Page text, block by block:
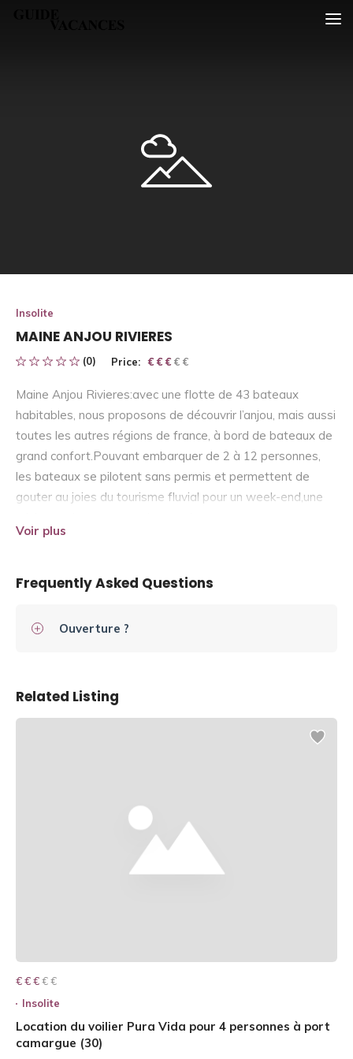
Insolite
MAINE ANJOU RIVIERES
(0) Price: € € € € €
€ € €
Maine Anjou Rivieres:avec une flotte de 43 bateaux
habitables, nous proposons de découvrir l’anjou, mais aussi
toutes les autres régions de france, à bord de bateaux de
grand confort.Pouvant embarquer de 2 à 12 personnes,
les bateaux se pilotent sans permis et permettent de
gouter au joies du tourisme fluvial pour un week-end,une
Voir plus
Frequently Asked Questions
Ouverture ?
Related Listing
€ € € € €
€ € €
Insolite
Location du voilier Pura Vida pour 4 personnes à port
camargue (30)